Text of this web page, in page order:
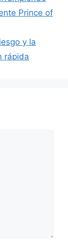
Prince of
y la
rápida